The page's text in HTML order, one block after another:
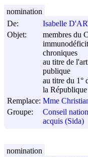
De:
Isabelle
Objet:
membres du
chroniques
au titre de
publique
au titre du 1°
la République
Remplace: Mme
Groupe:
Conseil
acquis (Sida)
nomination
nomination